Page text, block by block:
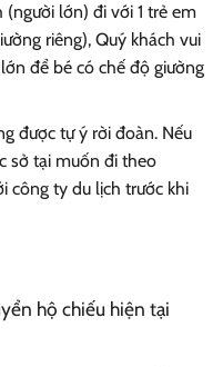
(người lớn) đi với 1 trẻ em
riêng), Quý khách vui
để bé có chế độ giường
được tự ý rời đoàn. Nếu
sở tại muốn đi theo
công ty du lịch trước khi
hộ chiếu hiện tại